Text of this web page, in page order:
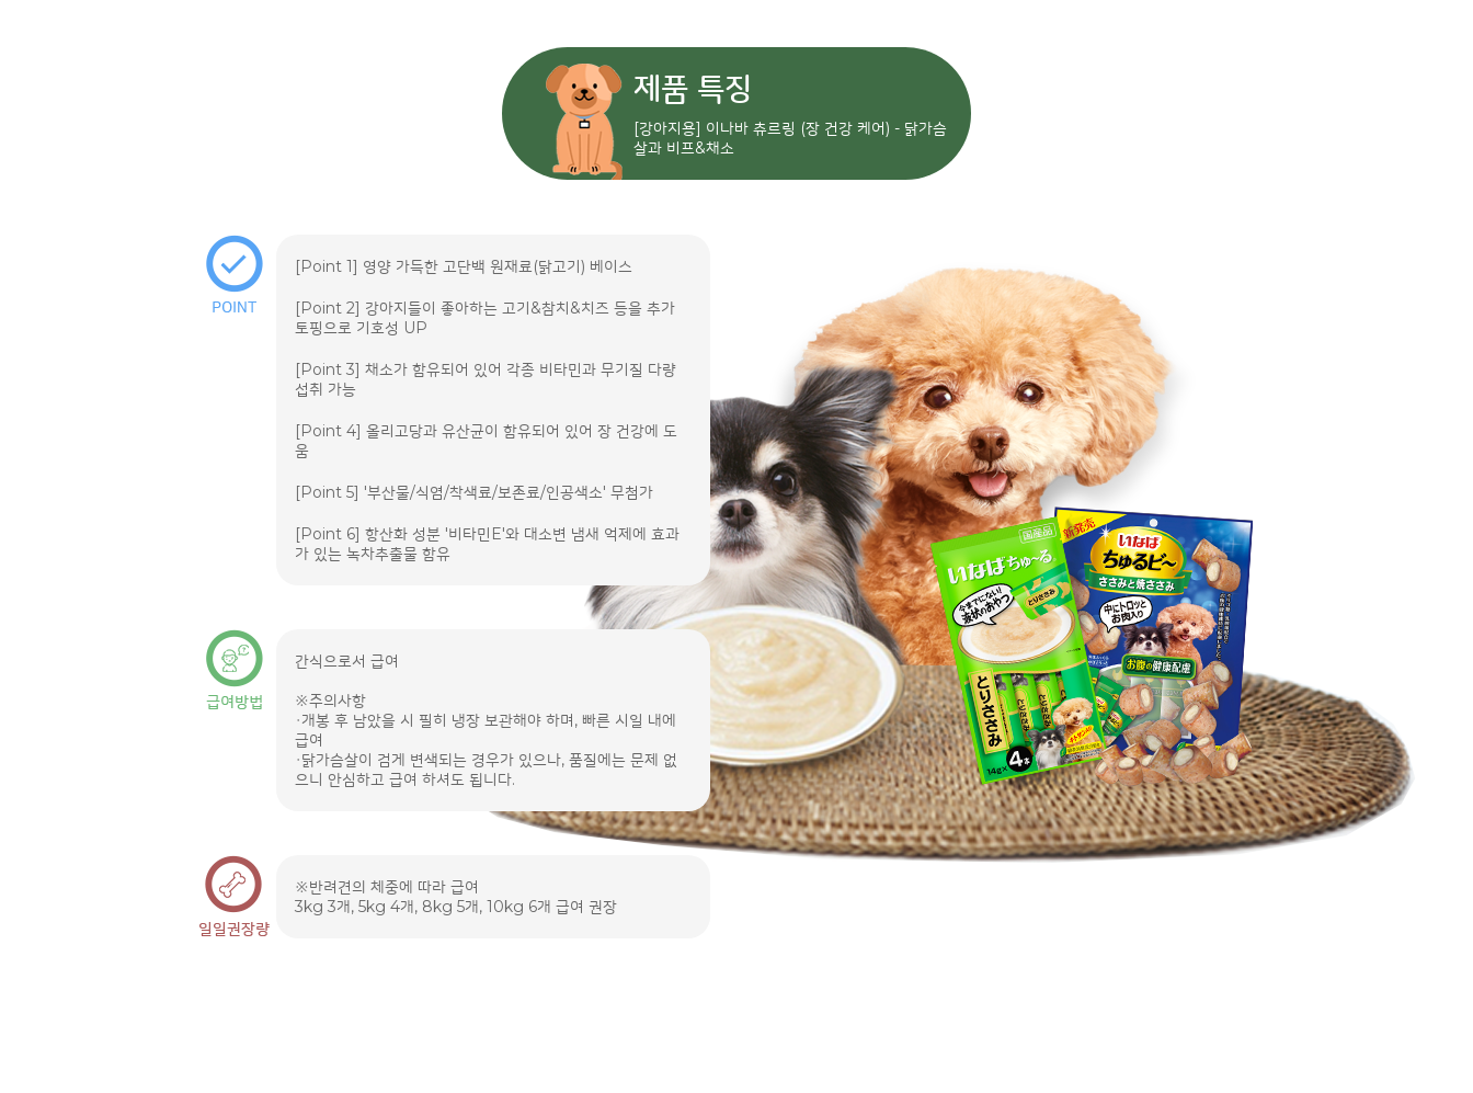
제품 특징
[강아지용] 이나바 츄르링 (장 건강 케어) - 닭가슴
살과 비프&채소
[Point 1] 영양 가득한 고단백 원재료(닭고기) 베이스
[Point 2] 강아지들이 좋아하는 고기&참치&치즈 등을 추가
토핑으로 기호성 UP
[Point 3] 채소가 함유되어 있어 각종 비타민과 무기질 다량
섭취 가능
[Point 4] 올리고당과 유산균이 함유되어 있어 장 건강에 도
움
[Point 5] '부산물/식염/착색료/보존료/인공색소' 무첨가
[Point 6] 항산화 성분 '비타민E'와 대소변 냄새 억제에 효과
가 있는 녹차추출물 함유
간식으로서 급여
※주의사항
・개봉 후 남았을 시 필히 냉장 보관해야 하며, 빠른 시일 내에
급여
・닭가슴살이 검게 변색되는 경우가 있으나, 품질에는 문제 없
으니 안심하고 급여 하셔도 됩니다.
※반려견의 체중에 따라 급여
3kg 3개, 5kg 4개, 8kg 5개, 10kg 6개 급여 권장